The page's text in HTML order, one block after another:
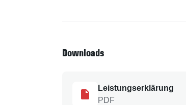
Downloads
Leistungserklärung
PDF